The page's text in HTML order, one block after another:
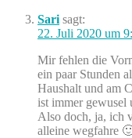
Sari sagt:
22. Juli 2020 um
Mir fehlen die
ein paar Stunden
Haushalt und am
ist immer
Also doch, ja, ich
alleine wegfahre